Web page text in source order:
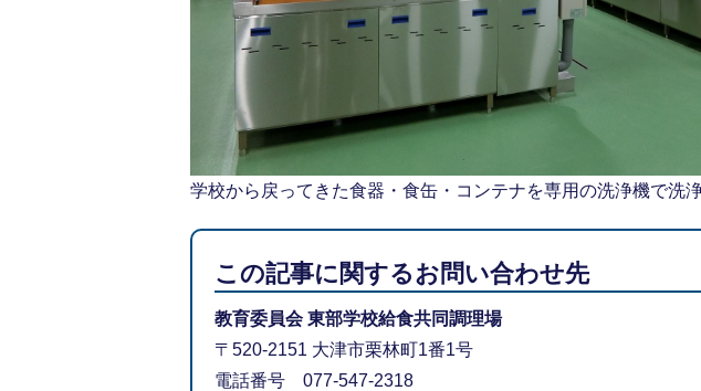
学校から戻ってきた食器・食缶・コンテナを専用の洗浄機で洗浄
この記事に関するお問い合わせ先
教育委員会 東部学校給食共同調理場
〒520-2151 大津市栗林町1番1号
電話番号 077-547-2318